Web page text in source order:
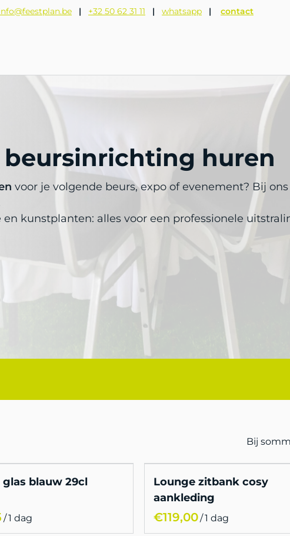
| +32 50 62 31 11 | whatsapp | contact
Feestplan
huren
voor je volgende beurs, expo of evenement? Bij
kunstplanten: alles voor een professionele
Bij
blauw 29cl
/
Lounge zitbank cosy
aankleding
/